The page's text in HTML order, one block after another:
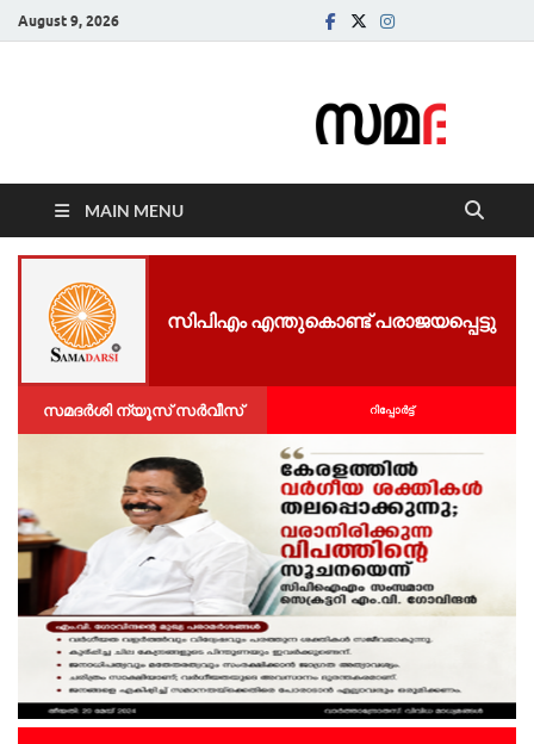
August 9, 2026
MAIN MENU
സിപിഎം എന്തുകൊണ്ട് പരാജയപ്പെട്ടു
സമദർശി ന്യൂസ് സർവീസ് റിപ്പോര്‍ട്ട്